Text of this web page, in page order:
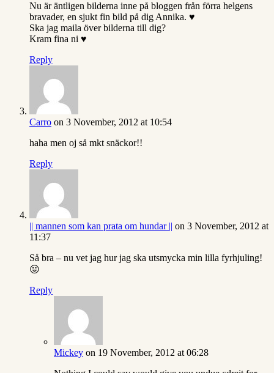
Nu är äntligen bilderna inne på bloggen från förra helgens
bravader, en sjukt fin bild på dig Annika. ♥
Ska jag maila över bilderna till dig?
Kram fina ni ♥
Reply
Carro on 3 November, 2012 at 10:54
haha men oj så mkt snäckor!!
Reply
|| mannen som kan prata om hundar || on 3 November, 2012 at
11:37
Så bra – nu vet jag hur jag ska utsmycka min lilla fyrhjuling!
😛
Reply
Mickey on 19 November, 2012 at 06:28